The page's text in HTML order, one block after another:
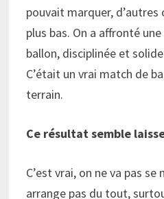
pouvait marquer,
plus bas. On a affronté
ballon, disciplinée et
C’était un vrai match de
terrain.
Ce résultat semble
C’est vrai, on ne va pas se
arrange pas du tout,